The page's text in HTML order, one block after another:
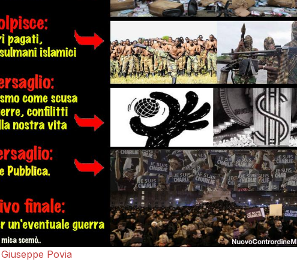
Giuseppe Povia